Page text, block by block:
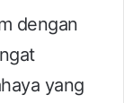
dengan
yang